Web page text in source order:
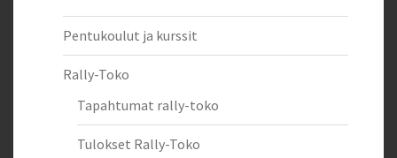
Pentukoulut ja kurssit
Rally-Toko
Tapahtumat rally-toko
Tulokset Rally-Toko